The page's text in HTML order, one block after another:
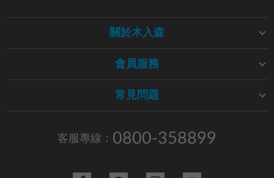
關於木入森
會員服務
常見問題
客服專線： 0800-358899